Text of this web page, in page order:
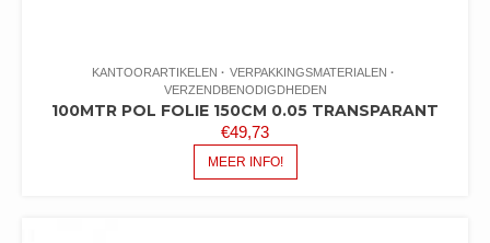
KANTOORARTIKELEN
VERPAKKINGSMATERIALEN
VERZENDBENODIGDHEDEN
100MTR POL FOLIE 150CM 0.05 TRANSPARANT
€49,73
MEER INFO!